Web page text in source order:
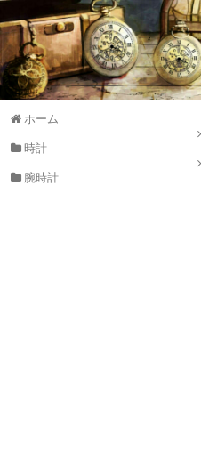
ホーム
時計
腕時計